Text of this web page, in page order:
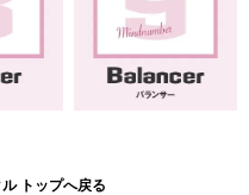
トップへ戻る